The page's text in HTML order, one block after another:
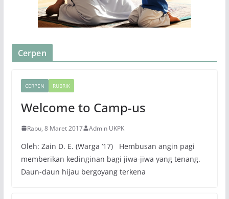
Cerpen
CERPEN RUBRIK
Welcome to Camp-us
Rabu, 8 Maret 2017 Admin UKPK
Oleh: Zain D. E. (Warga ’17) Hembusan angin pagi
memberikan kedinginan bagi jiwa-jiwa yang tenang.
Daun-daun hijau bergoyang terkena